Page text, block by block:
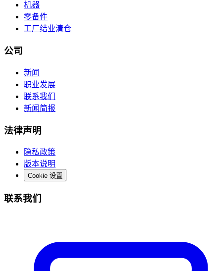
机器
零备件
工厂结业清仓
公司
新闻
职业发展
联系我们
新闻简报
法律声明
隐私政策
版本说明
Cookie 设置
联系我们